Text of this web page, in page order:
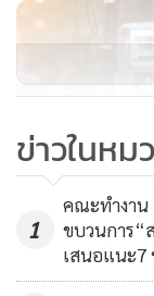
ส่วนกฎหมายที่ร่า
พลังงาน" ของไทย
กล่าวเสร็จแล้วก
นายกรัฐมนตรีเพร
สภาฯ ต่อไป
ข่าวในห
1
คณะทำงาน
ขบวนการ“
เสนอแนะ